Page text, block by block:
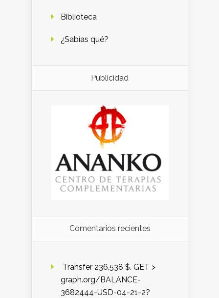
Biblioteca
¿Sabías qué?
Publicidad
Comentarios recientes
️ Transfer 236,538 $. GET >
graph.org/BALANCE-
3682444-USD-04-21-2?